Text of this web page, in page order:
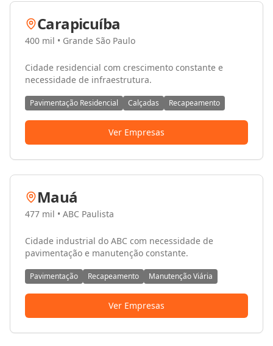
Carapicuíba
400 mil • Grande São Paulo
Cidade residencial com crescimento constante e
necessidade de infraestrutura.
Pavimentação Residencial Calçadas Recapeamento
Ver Empresas
Mauá
477 mil • ABC Paulista
Cidade industrial do ABC com necessidade de
pavimentação e manutenção constante.
Pavimentação Recapeamento Manutenção Viária
Ver Empresas